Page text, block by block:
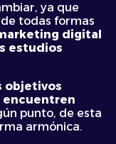
ya que
todas formas
digital
estudios
objetivos
encuentren
punto, de esta
armónica.